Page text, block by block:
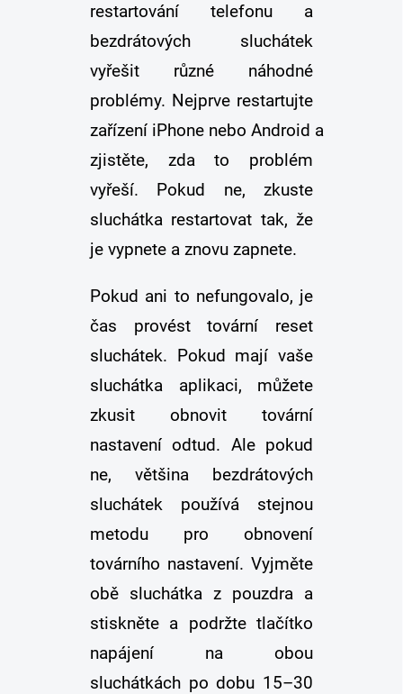
restartování telefonu a
bezdrátových sluchátek
vyřešit různé náhodné
problémy. Nejprve restartujte
zařízení iPhone nebo Android a
zjistěte, zda to problém
vyřeší. Pokud ne, zkuste
sluchátka restartovat tak, že
je vypnete a znovu zapnete.
Pokud ani to nefungovalo, je
čas provést tovární reset
sluchátek. Pokud mají vaše
sluchátka aplikaci, můžete
zkusit obnovit tovární
nastavení odtud. Ale pokud
ne, většina bezdrátových
sluchátek používá stejnou
metodu pro obnovení
továrního nastavení. Vyjměte
obě sluchátka z pouzdra a
stiskněte a podržte tlačítko
napájení na obou
sluchátkách po dobu 15–30